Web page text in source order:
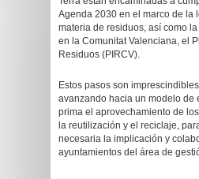
Agenda 2030 en el marco de la
materia de residuos, así como
en la Comunitat Valenciana, el
Residuos (PIRCV).
Estos pasos son
avanzando hacia un modelo de
prima el aprovechamiento de
la reutilización y el reciclaje,
necesaria la implicación y
ayuntamientos del área de